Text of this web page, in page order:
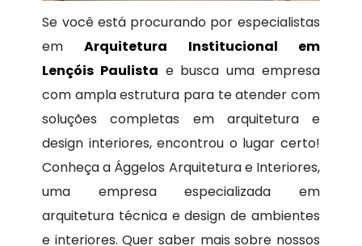
Se você está procurando por especialistas
emArquitetura Institucional em
Lençóis Paulista e busca uma empresa
com ampla estrutura para te atender com
soluções completas em arquitetura e
design interiores, encontrou o lugar certo!
Conheça a Ággelos Arquitetura e Interiores,
uma empresa especializada em
arquitetura técnica e design de ambientes
e interiores. Quer saber mais sobre nossos